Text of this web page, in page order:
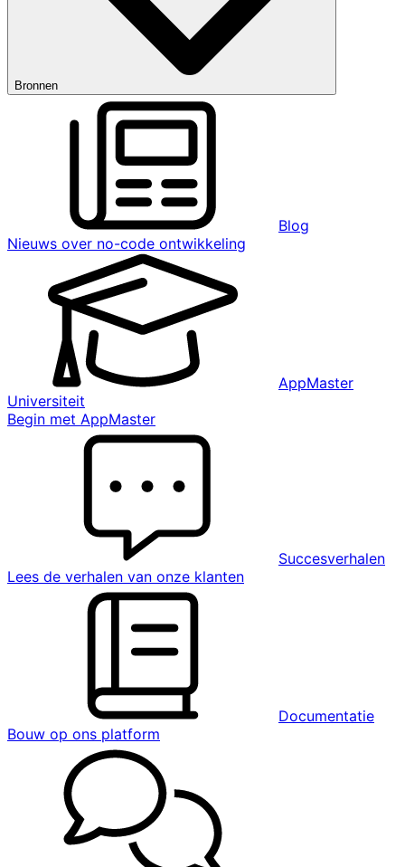
Bronnen
Blog
Nieuws over no-code ontwikkeling
AppMaster
Universiteit
Begin met AppMaster
Succesverhalen
Lees de verhalen van onze klanten
Documentatie
Bouw op ons platform